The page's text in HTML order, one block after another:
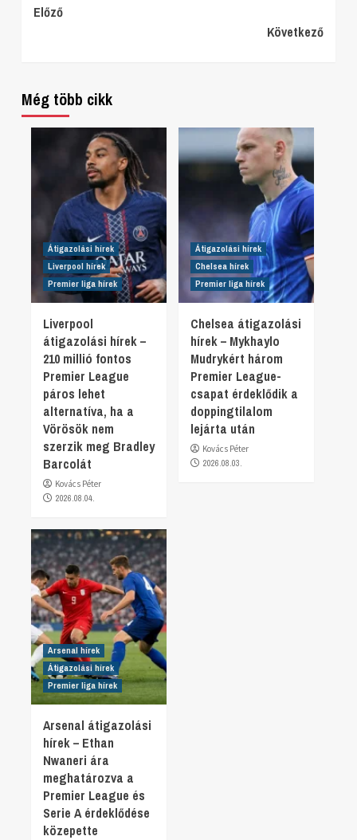
Continue
Előző
Következő
Még több cikk
Átigazolási hírek
Liverpool hírek
Premier liga hírek
Liverpool
átigazolási hírek –
210 millió fontos
Premier League
páros lehet
alternatíva, ha a
Vörösök nem
szerzik meg Bradley
Barcolát
Kovács Péter
2026.08.04.
Átigazolási hírek
Chelsea hírek
Premier liga hírek
Chelsea átigazolási
hírek – Mykhaylo
Mudrykért három
Premier League-
csapat érdeklődik a
doppingtilalom
lejárta után
Kovács Péter
2026.08.03.
Arsenal hírek
Átigazolási hírek
Premier liga hírek
Arsenal átigazolási
hírek – Ethan
Nwaneri ára
meghatározva a
Premier League és
Serie A érdeklődése
közepette